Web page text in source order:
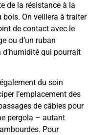
de la résistance à la
bois. On veillera à traiter
de contact avec le
ou d’un ruban
qui pourrait
du soin
l’emplacement des
de câbles pour
pergola – autant
Pour